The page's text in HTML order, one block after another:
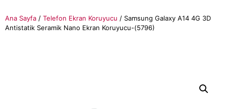
Ana Sayfa / Telefon Ekran Koruyucu / Samsung Galaxy A14 4G 3D
Antistatik Seramik Nano Ekran Koruyucu-(5796)